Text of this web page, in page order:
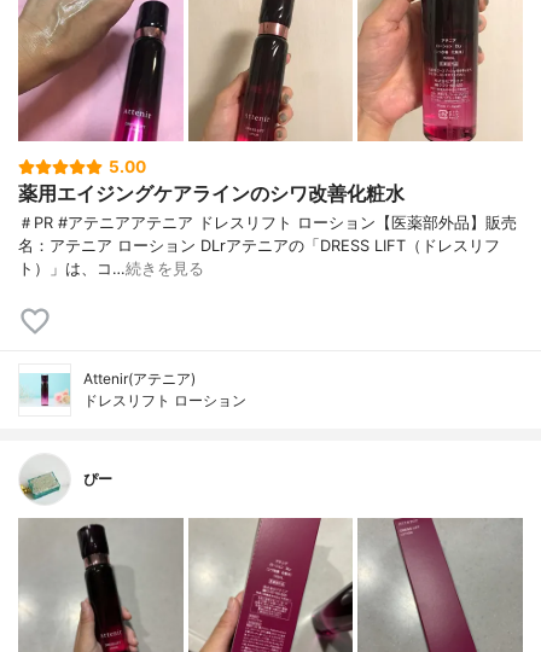
5.00
薬用エイジングケアラインのシワ改善化粧水
＃PR #アテニアアテニア ドレスリフト ローション【医薬部外品】販売
名：アテニア ローション DLrアテニアの「DRESS LIFT（ドレスリフ
ト）」は、コ…続きを見る
Attenir(アテニア)
ドレスリフト ローション
ぴー